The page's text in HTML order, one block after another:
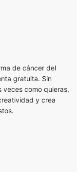
de cáncer del
gratuita. Sin
veces como quieras,
y crea